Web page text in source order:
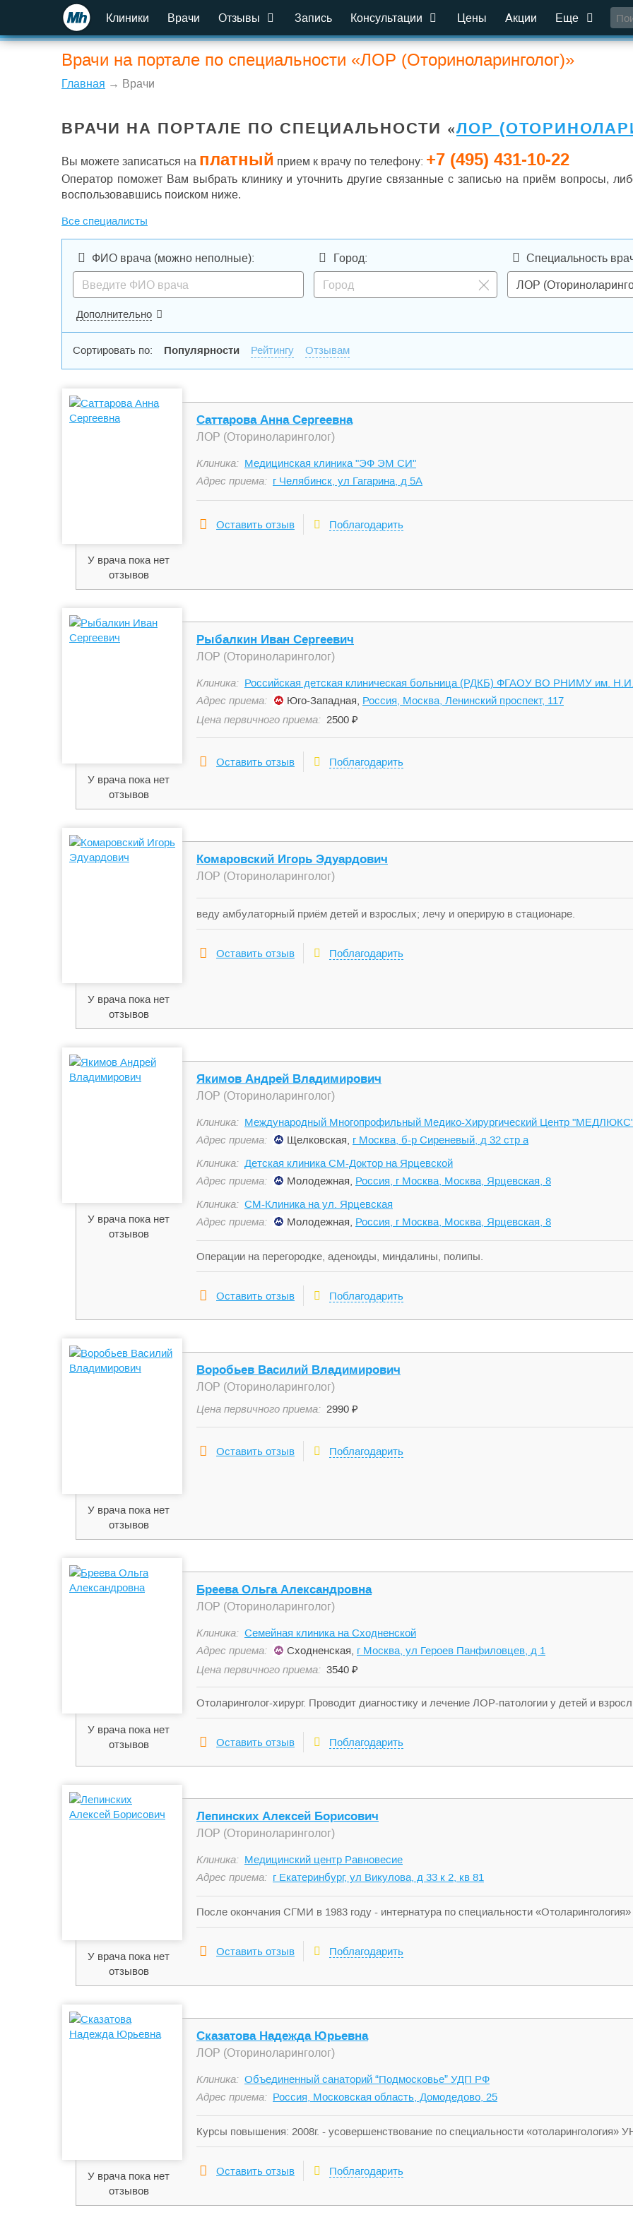
Клиники Врачи Отзывы Запись Консультации Цены Акции Еще
Врачи на портале по специальности «ЛОР (Оториноларинголог)»
Главная → Врачи
ВРАЧИ НА ПОРТАЛЕ ПО СПЕЦИАЛЬНОСТИ «ЛОР
Вы можете записаться на платный прием к врачу по телефону: +7 (495) 431-10-22
Оператор поможет Вам выбрать клинику и уточнить другие связанные с записью на приём вопросы,
воспользовавшись поиском ниже.
Все специалисты
ФИО врача (можно неполные): Город: Специальность
ЛОР
Дополнительно
Сортировать по: Популярности Рейтингу Отзывам
У врача пока нет
отзывов
Саттарова Анна Сергеевна
ЛОР (Оториноларинголог)
Клиника: Медицинская клиника "ЭФ ЭМ СИ"
Адрес приема: г Челябинск, ул Гагарина, д 5А
Оставить отзыв Поблагодарить
У врача пока нет
отзывов
Рыбалкин Иван Сергеевич
ЛОР (Оториноларинголог)
Клиника: Российская детская клиническая больница (РДКБ) ФГАОУ ВО РНИМУ им.
Адрес приема:
Юго-Западная, Россия, Москва, Ленинский проспект, 117
Цена первичного приема: 2500 ₽
Оставить отзыв Поблагодарить
У врача пока нет
отзывов
Комаровский Игорь Эдуардович
ЛОР (Оториноларинголог)
веду амбулаторный приём детей и взрослых; лечу и оперирую в стационаре.
Оставить отзыв Поблагодарить
У врача пока нет
отзывов
Якимов Андрей Владимирович
ЛОР (Оториноларинголог)
Клиника: Международный Многопрофильный Медико-Хирургический Центр
Адрес приема:
Щелковская, г Москва, б-р Сиреневый, д 32 стр а
Клиника: Детская клиника СМ-Доктор на Ярцевской
Адрес приема:
Молодежная, Россия, г Москва, Москва, Ярцевская, 8
Клиника: СМ-Клиника на ул. Ярцевская
Адрес приема:
Молодежная, Россия, г Москва, Москва, Ярцевская, 8
Операции на перегородке, аденоиды, миндалины, полипы.
Оставить отзыв Поблагодарить
У врача пока нет
отзывов
Воробьев Василий Владимирович
ЛОР (Оториноларинголог)
Цена первичного приема: 2990 ₽
Оставить отзыв Поблагодарить
У врача пока нет
отзывов
Бреева Ольга Александровна
ЛОР (Оториноларинголог)
Клиника: Семейная клиника на Сходненской
Адрес приема:
Сходненская, г Москва, ул Героев Панфиловцев, д 1
Цена первичного приема: 3540 ₽
Отоларинголог-хирург. Проводит диагностику и лечение ЛОР-патологии у детей и
околоносовых пазух, малоинвазивные эндоскопические операции при аденоидах у
Оставить отзыв
Поблагодарить
У врача пока нет
отзывов
Лепинских Алексей Борисович
ЛОР (Оториноларинголог)
Клиника: Медицинский центр Равновесие
Адрес приема: г Екатеринбург, ул Викулова, д 33 к 2, кв 81
После окончания СГМИ в 1983 году - интернатура по специальности
Екатеринбурга, где и работал в дальнейшем врачом-ординатором, старшим
ЛОР-отделения. В 2005 году назначен главным областным детским отоларингологом.
За время работы неоднократно награждался Почетными грамотами Министерства
специализация по классической и клинической гомеопатии. С 2009 года – слушатель
медицинским подходом к лечению больных использует методы восточной медицины и
Оставить отзыв Поблагодарить
У врача пока нет
отзывов
Сказатова Надежда Юрьевна
ЛОР (Оториноларинголог)
Клиника: Объединенный санаторий “Подмосковье” УДП РФ
Адрес приема: Россия, Московская область, Домодедово, 25
Курсы повышения: 2008г. - усовершенствование по специальности «отоларингология»
специальности «отоларингология» УНМЦ г. Москва 2013г. - сертификат по
Оставить отзыв Поблагодарить